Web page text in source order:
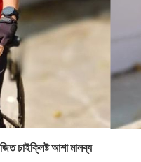
চাইক্লিষ্ট আশা মালব্য